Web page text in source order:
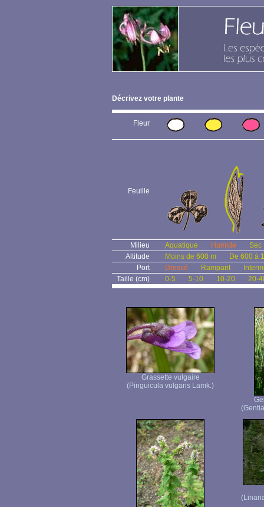
Décrivez votre plante
Fleur
Feuille
Milieu Aquatique Humide
Sec
Altitude
Moins de 600 m
De 600 à
Port
Dressé Rampant
Taille (cm)
0-5 5-10 10-20 20-
Grassette vulgaire
(Pinguicula vulgaris Lamk.)